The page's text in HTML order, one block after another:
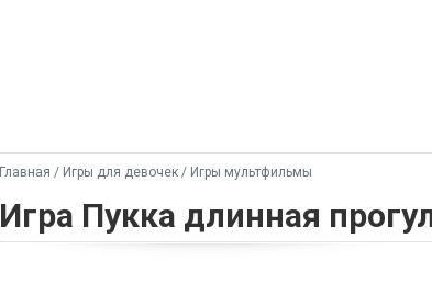
Главная / Игры для девочек / Игры мультфильмы
Игра Пукка длинная